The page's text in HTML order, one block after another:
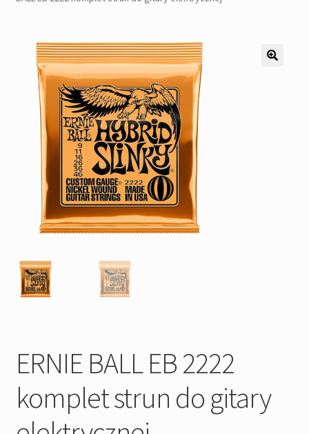
Pozostałe
Kontakt
ERNIE BALL EB 2222
komplet strun do gitary